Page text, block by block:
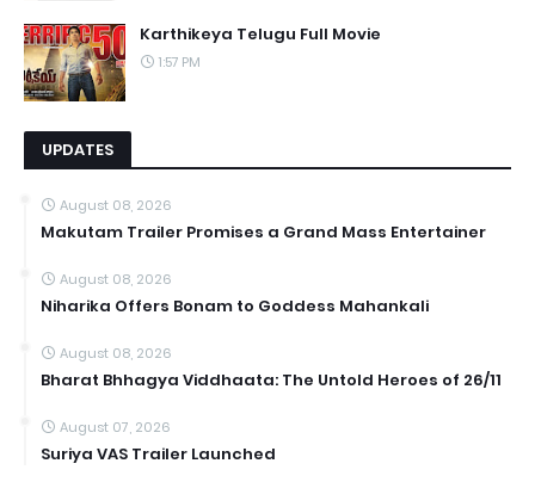
Karthikeya Telugu Full Movie
1:57 PM
UPDATES
August 08, 2026
Makutam Trailer Promises a Grand Mass Entertainer
August 08, 2026
Niharika Offers Bonam to Goddess Mahankali
August 08, 2026
Bharat Bhhagya Viddhaata: The Untold Heroes of 26/11
August 07, 2026
Suriya VAS Trailer Launched